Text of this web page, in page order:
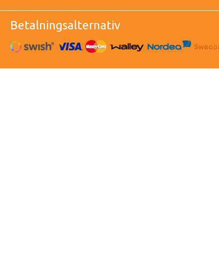
Betalningsalternativ